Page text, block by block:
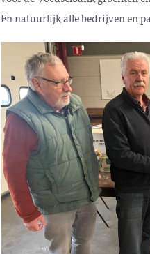
En natuurlijk alle bedrijven en